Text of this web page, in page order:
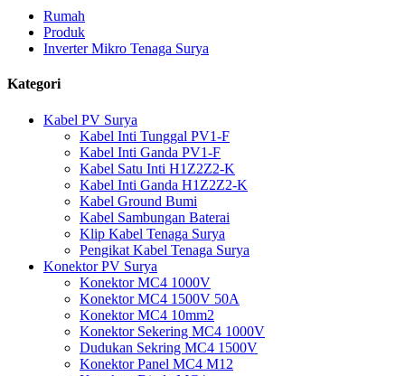
Rumah
Produk
Inverter Mikro Tenaga Surya
Kategori
Kabel PV Surya
Kabel Inti Tunggal PV1-F
Kabel Inti Ganda PV1-F
Kabel Satu Inti H1Z2Z2-K
Kabel Inti Ganda H1Z2Z2-K
Kabel Ground Bumi
Kabel Sambungan Baterai
Klip Kabel Tenaga Surya
Pengikat Kabel Tenaga Surya
Konektor PV Surya
Konektor MC4 1000V
Konektor MC4 1500V 50A
Konektor MC4 10mm2
Konektor Sekering MC4 1000V
Dudukan Sekring MC4 1500V
Konektor Panel MC4 M12